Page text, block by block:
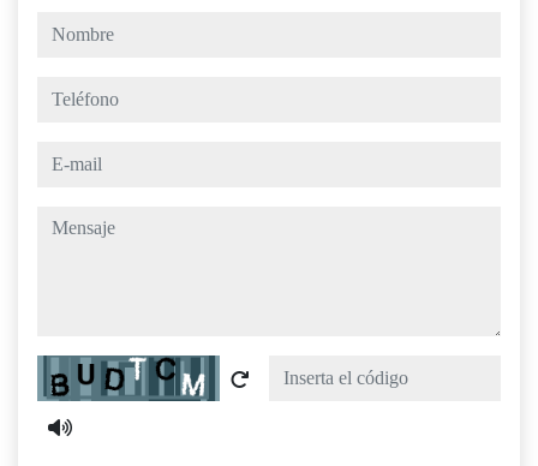
nombre
teléfono
e-mail
mensaje
Captcha